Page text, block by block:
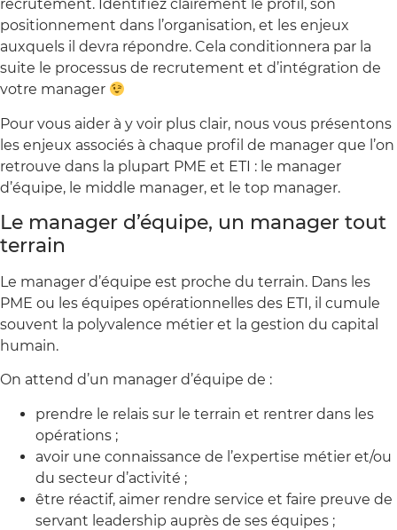
recrutement. Identifiez clairement le profil, son
positionnement dans l’organisation, et les enjeux
auxquels il devra répondre. Cela conditionnera par la
suite le processus de recrutement et d’intégration de
votre manager
Pour vous aider à y voir plus clair, nous vous présentons
les enjeux associés à chaque profil de manager que l’on
retrouve dans la plupart PME et ETI : le manager
d’équipe, le middle manager, et le top manager.
Le manager d’équipe, un manager tout
terrain
Le manager d’équipe est proche du terrain. Dans les
PME ou les équipes opérationnelles des ETI, il cumule
souvent la polyvalence métier et la gestion du capital
humain.
On attend d’un manager d’équipe de :
prendre le relais sur le terrain et rentrer dans les
opérations ;
avoir une connaissance de l’expertise métier et/ou
du secteur d’activité ;
être réactif, aimer rendre service et faire preuve de
servant leadership auprès de ses équipes ;